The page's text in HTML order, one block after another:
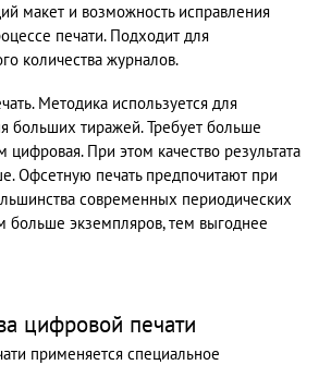
макет и возможность исправления
печати. Подходит для
количества журналов.
Методика используется для
больших тиражей. Требует больше
цифровая. При этом качество результата
Офсетную печать предпочитают при
современных периодических
больше экземпляров, тем выгоднее
цифровой печати
применяется специальное